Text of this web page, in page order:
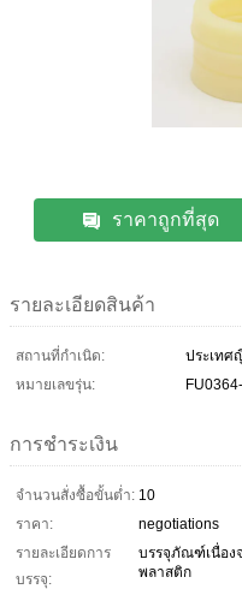
ราคาถูกที่สุด
รายละเอียดสินค้า
สถานที่กำเนิด:
ประเทศ
หมายเลขรุ่น:
การชำระเงิน
จำนวนสั่งซื้อขั้นต่ำ: 10
ราคา:
negotiations
รายละเอียดการ
บรรจุ:
บรรจุภัณฑ์เนื่อง
พลาสติก